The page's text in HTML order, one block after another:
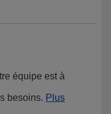
équipe est à
besoins. Plus